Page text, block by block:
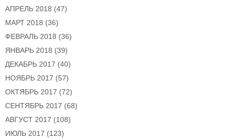
АПРЕЛЬ 2018 (47)
МАРТ 2018 (36)
ФЕВРАЛЬ 2018 (36)
ЯНВАРЬ 2018 (39)
ДЕКАБРЬ 2017 (40)
НОЯБРЬ 2017 (57)
ОКТЯБРЬ 2017 (72)
СЕНТЯБРЬ 2017 (68)
АВГУСТ 2017 (108)
ИЮЛЬ 2017 (123)